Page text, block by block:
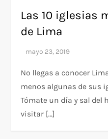
Las 10 iglesias
de Lima
No llegas a conocer
menos algunas de sus
Tómate un día y sal del
visitar […]